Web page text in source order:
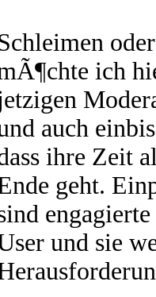
ich
auch
ihre Zeit
geht.
und sie